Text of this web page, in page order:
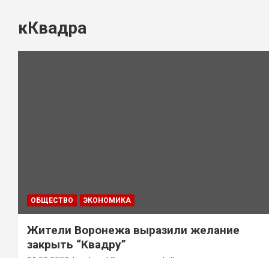
кКвадра
ОБЩЕСТВО ЭКОНОМИКА
Жители Воронежа выразили желание
закрыть “Квадру”